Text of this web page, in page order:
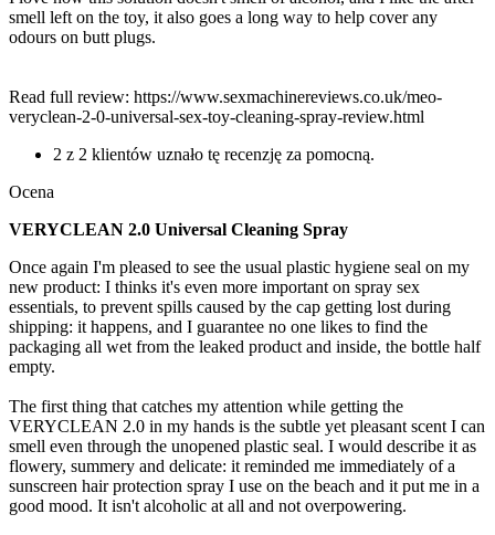
smell left on the toy, it also goes a long way to help cover any
odours on butt plugs.
Read full review: https://www.sexmachinereviews.co.uk/meo-
veryclean-2-0-universal-sex-toy-cleaning-spray-review.html
2 z 2 klientów uznało tę recenzję za pomocną.
Ocena
VERYCLEAN 2.0 Universal Cleaning Spray
Once again I'm pleased to see the usual plastic hygiene seal on my
new product: I thinks it's even more important on spray sex
essentials, to prevent spills caused by the cap getting lost during
shipping: it happens, and I guarantee no one likes to find the
packaging all wet from the leaked product and inside, the bottle half
empty.
The first thing that catches my attention while getting the
VERYCLEAN 2.0 in my hands is the subtle yet pleasant scent I can
smell even through the unopened plastic seal. I would describe it as
flowery, summery and delicate: it reminded me immediately of a
sunscreen hair protection spray I use on the beach and it put me in a
good mood. It isn't alcoholic at all and not overpowering.